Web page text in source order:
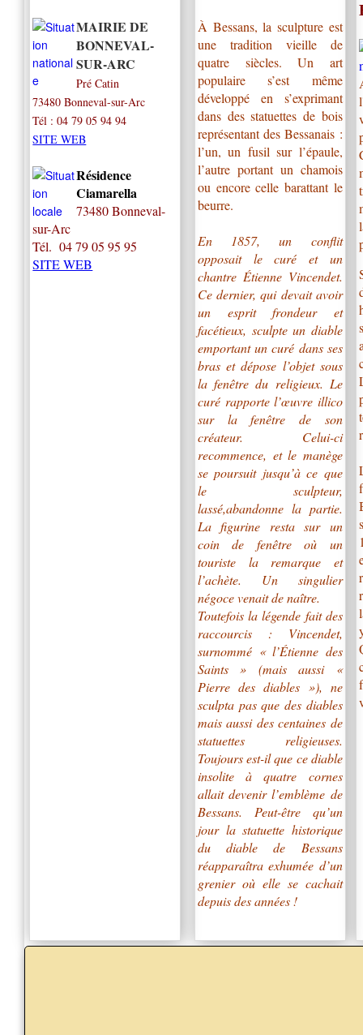
MAIRIE DE
BONNEVAL-
SUR-ARC
Pré Catin
73480 Bonneval-sur-Arc
Tél :04 79 05 94 94
SITE WEB
Résidence
Ciamarella
73480 Bonneval-
sur-Arc
Tél. 04 79 05 95 95
SITE WEB
À Bessans, la sculpture est
une tradition vieille de
quatre siècles. Un art
populaire s’est même
développé en s’exprimant
dans des statuettes de bois
représentant des Bessanais :
l’un, un fusil sur l’épaule,
l’autre portant un chamois
ou encore celle barattant le
beurre.
En 1857, un conflit
opposait le curé et un
chantre Étienne Vincendet.
Ce dernier, qui devait avoir
un esprit frondeur et
facétieux, sculpte un diable
emportant un curé dans ses
bras et dépose l’objet sous
la fenêtre du religieux. Le
curé rapporte l’œuvre illico
sur la fenêtre de son
créateur. Celui-ci
recommence, et le manège
se poursuit jusqu’à ce que
le sculpteur,
lassé,abandonne la partie.
La figurine resta sur un
coin de fenêtre où un
touriste la remarque et
l’achète. Un singulier
négoce venait de naître.
Toutefois la légende fait des
raccourcis : Vincendet,
surnommé « l’Étienne des
Saints » (mais aussi «
Pierre des diables »), ne
sculpta pas que des diables
mais aussi des centaines de
statuettes religieuses.
Toujours est-il que ce diable
insolite à quatre cornes
allait devenir l’emblème de
Bessans. Peut-être qu’un
jour la statuette historique
du diable de Bessans
réapparaîtra exhumée d’un
grenier où elle se cachait
depuis des années !